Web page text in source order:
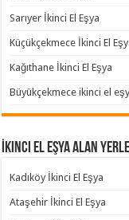
Sarıyer İkinci El Eşya
Küçükçekmece İkinci El
Kağıthane İkinci El Eşya
Büyükçekmece ikinci el
İkinci El Eşya Alan
Kadıköy İkinci El Eşya
Ataşehir İkinci El Eşya